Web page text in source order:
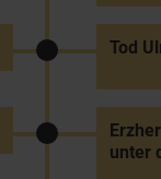
Tod
unter